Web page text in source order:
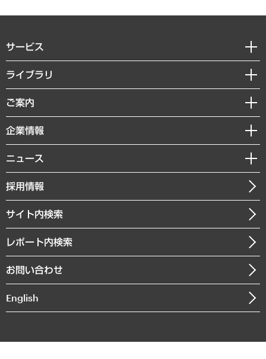
サービス
経営戦略
組織・人事戦略
デジタルイノベーション
共生・ダイバーシティ
GRC（ガバナンス・リスク・コンプライアンス）・防災（政策）
経済・産業・雇用・労働
まちづくり・観光・交通・スポーツ・スマートシティ
自然資源・農林水産業・食料システム
ライブラリ
経済調査
レポート
コラム
経営用語集
受託・受注実績（官公庁関連）
メディア掲載・出演
ご案内
セミナー・イベント情報
MUFGビジネスセミナー
受託案件情報
企業情報
私たちの想い
社長メッセージ
会社概要
沿革
組織図・本部部室紹介
インドネシア現地法人
個人情報保護方針
ニュース
ニュースリリース
お知らせ
採用情報
サイト内検索
レポート内検索
お問い合わせ
English